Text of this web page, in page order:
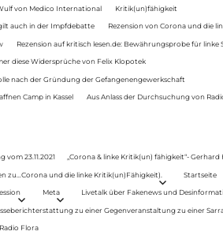
von Medico International Kritik(un)fähigkeit
auch in der Impfdebatte Rezension von Corona und die
Rezension auf kritisch lesen.de: Bewährungsprobe für linke
diese Widersprüche von Felix Klopotek
nach der Gründung der Gefangenengewerkschaft
Camp in Kassel Aus Anlass der Durchsuchung von
23.11.2021 „Corona & linke Kritik(un) fähigkeit“-
zu…Corona und die linke Kritik(un)Fähigkeit). Startseite
Meta Livetalk über Fakenews und
zu einer Gegenveranstaltung zu einer
Flora